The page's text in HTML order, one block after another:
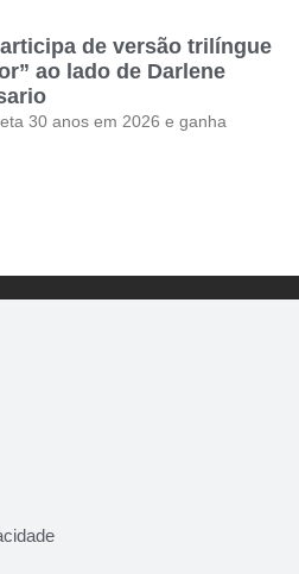
de versão trilíngue
ao lado de Darlene
30 anos em 2026 e ganha